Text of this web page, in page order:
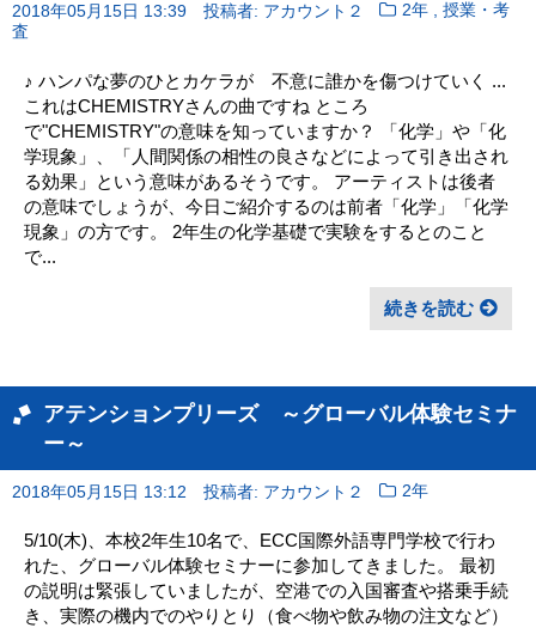
2018年05月15日 13:39 投稿者: アカウント２ 2年 ,授業・考
査
♪ ハンパな夢のひとカケラが 不意に誰かを傷つけていく ...
これはCHEMISTRYさんの曲ですね ところ
で"CHEMISTRY"の意味を知っていますか？ 「化学」や「化
学現象」、「人間関係の相性の良さなどによって引き出され
る効果」という意味があるそうです。 アーティストは後者
の意味でしょうが、今日ご紹介するのは前者「化学」「化学
現象」の方です。 2年生の化学基礎で実験をするとのこと
で...
続きを読む
アテンションプリーズ ～グローバル体験セミナ
ー～
2018年05月15日 13:12 投稿者: アカウント２ 2年
5/10(木)、本校2年生10名で、ECC国際外語専門学校で行わ
れた、グローバル体験セミナーに参加してきました。 最初
の説明は緊張していましたが、空港での入国審査や搭乗手続
き、実際の機内でのやりとり（食べ物や飲み物の注文など）